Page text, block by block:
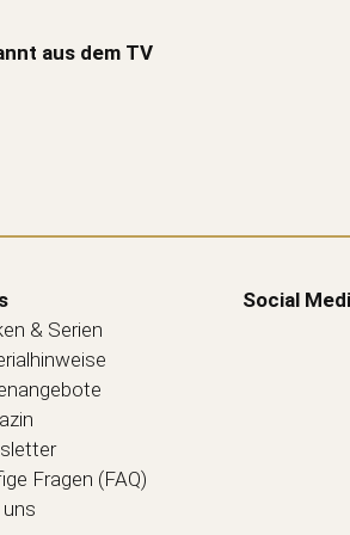
aus dem TV
& Serien
Fragen (FAQ)
uns
Social